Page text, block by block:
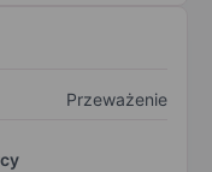
Przeważenie